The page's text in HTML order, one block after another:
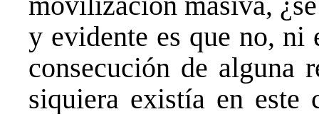
y evidente es que no, ni
consecución de alguna
siquiera existía en este